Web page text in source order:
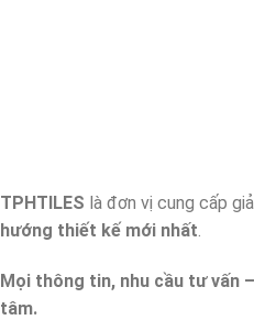
TPHTILES là đơn vị cung cấp
hướng thiết kế mới nhất.
Mọi thông tin, nhu cầu tư vấn
tâm.